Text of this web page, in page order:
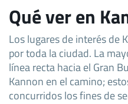
Qué ver en
Los lugares de interés de
por toda la ciudad. La
línea recta hacia el Gran
Kannon en el camino;
concurridos los fines de